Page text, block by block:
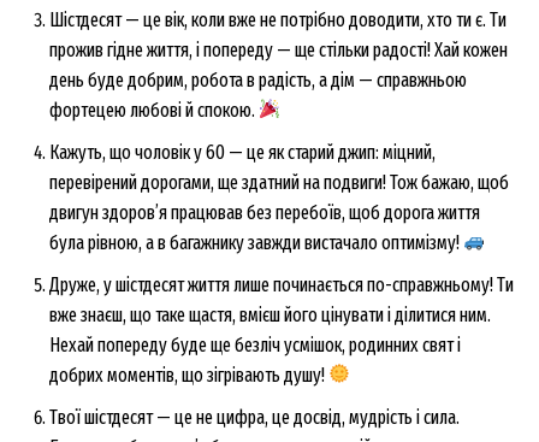
Шістдесят — це вік, коли вже не потрібно доводити, хто ти є. Ти
прожив гідне життя, і попереду — ще стільки радості! Хай кожен
день буде добрим, робота в радість, а дім — справжньою
фортецею любові й спокою.
Кажуть, що чоловік у 60 — це як старий джип: міцний,
перевірений дорогами, ще здатний на подвиги! Тож бажаю, щоб
двигун здоров’я працював без перебоїв, щоб дорога життя
була рівною, а в багажнику завжди вистачало оптимізму!
Друже, у шістдесят життя лише починається по-справжньому! Ти
вже знаєш, що таке щастя, вмієш його цінувати і ділитися ним.
Нехай попереду буде ще безліч усмішок, родинних свят і
добрих моментів, що зігрівають душу!
Твої шістдесят — це не цифра, це досвід, мудрість і сила.